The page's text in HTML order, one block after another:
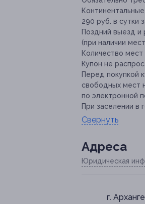
290 руб. в сутки
Поздний выезд и
(при наличии
Количество мест
Купон не
Перед покупкой
свободных мест
по электронной
При заселении в
Свернуть
Адресa
Юридическая
г.